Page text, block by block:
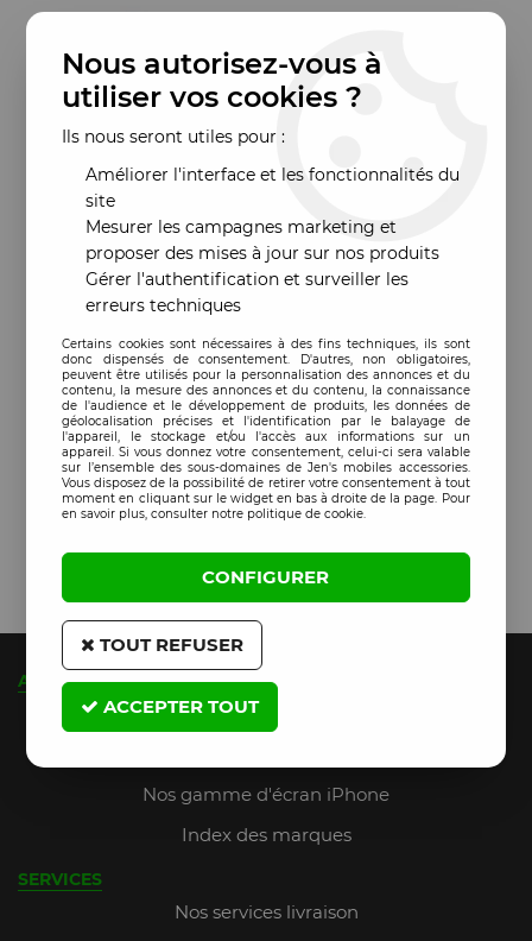
A PROPOS
Qui sommes-nous ?
Nos gamme d'écran iPhone
Index des marques
SERVICES
Nos services livraison
Nous autorisez-vous à
utiliser vos cookies ?
Ils nous seront utiles pour :
Améliorer l'interface et les fonctionnalités du
site
Mesurer les campagnes marketing et
proposer des mises à jour sur nos produits
Gérer l'authentification et surveiller les
erreurs techniques
Certains cookies sont nécessaires à des fins techniques, ils sont
donc dispensés de consentement. D'autres, non obligatoires,
peuvent être utilisés pour la personnalisation des annonces et du
contenu, la mesure des annonces et du contenu, la connaissance
de l'audience et le développement de produits, les données de
géolocalisation précises et l'identification par le balayage de
l'appareil, le stockage et/ou l'accès aux informations sur un
appareil. Si vous donnez votre consentement, celui-ci sera valable
sur l’ensemble des sous-domaines de Jen's mobiles accessories.
Vous disposez de la possibilité de retirer votre consentement à tout
moment en cliquant sur le widget en bas à droite de la page. Pour
en savoir plus, consulter notre politique de cookie.
CONFIGURER
TOUT REFUSER
ACCEPTER TOUT